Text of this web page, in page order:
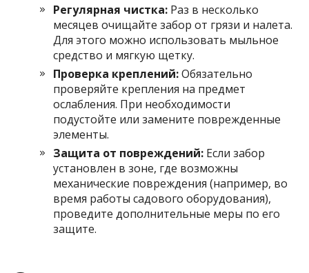
Регулярная чистка: Раз в несколько
месяцев очищайте забор от грязи и налета.
Для этого можно использовать мыльное
средство и мягкую щетку.
Проверка креплений:Обязательно
проверяйте крепления на предмет
ослабления. При необходимости
подустойте или замените поврежденные
элементы.
Защита от повреждений: Если забор
установлен в зоне, где возможны
механические повреждения (например, во
время работы садового оборудования),
проведите дополнительные меры по его
защите.